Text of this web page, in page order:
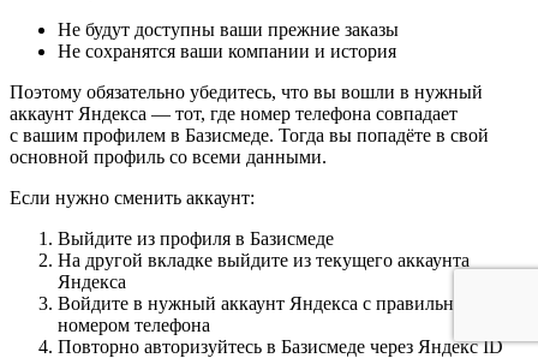
Не будут доступны ваши прежние заказы
Не сохранятся ваши компании и история
Поэтому обязательно убедитесь, что вы вошли в нужный
аккаунт Яндекса — тот, где номер телефона совпадает
с вашим профилем в Базисмеде. Тогда вы попадёте в свой
основной профиль со всеми данными.
Если нужно сменить аккаунт:
Выйдите из профиля в Базисмеде
На другой вкладке выйдите из текущего аккаунта
Яндекса
Войдите в нужный аккаунт Яндекса с правильным
номером телефона
Повторно авторизуйтесь в Базисмеде через Яндекс ID